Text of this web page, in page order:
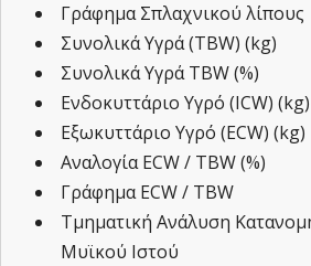
Γράφημα Σπλαχνικού λίπους
Συνολικά Υγρά (TBW) (kg)
Συνολικά Υγρά TBW (%)
Ενδοκυττάριο Υγρό (ICW) (kg)
Εξωκυττάριο Υγρό (ECW) (kg)
Αναλογία ECW / TBW (%)
Γράφημα ECW / TBW
Τμηματική Ανάλυση
Μυϊκού Ιστού